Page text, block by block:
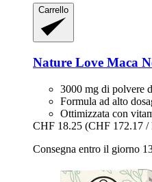
Carrello
Nature Love Maca
3000 mg di polvere
Formula ad alto
Ottimizzata con
CHF 18.25 (CHF 172.17 /
Consegna entro il giorno